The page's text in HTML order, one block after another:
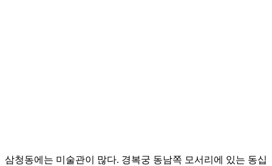
삼청동에는 미술관이 많다. 경복궁 동남쪽 모서리에 있는 동십